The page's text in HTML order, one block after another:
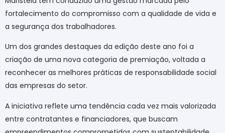
fortalecimento do compromisso com a qualidade de vida e
a segurança dos trabalhadores.
Um dos grandes destaques da edição deste ano foi a
criação de uma nova categoria de premiação, voltada a
reconhecer as melhores práticas de responsabilidade social
das empresas do setor.
A iniciativa reflete uma tendência cada vez mais valorizada
entre contratantes e financiadores, que buscam